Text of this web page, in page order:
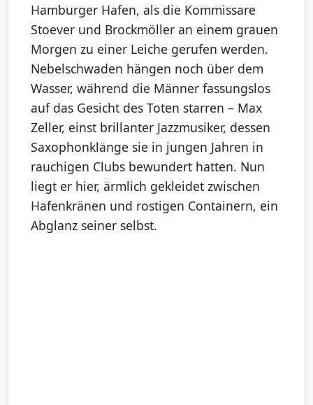
Hamburger Hafen, als die Kommissare
Stoever und Brockmöller an einem grauen
Morgen zu einer Leiche gerufen werden.
Nebelschwaden hängen noch über dem
Wasser, während die Männer fassungslos
auf das Gesicht des Toten starren – Max
Zeller, einst brillanter Jazzmusiker, dessen
Saxophonklänge sie in jungen Jahren in
rauchigen Clubs bewundert hatten. Nun
liegt er hier, ärmlich gekleidet zwischen
Hafenkränen und rostigen Containern, ein
Abglanz seiner selbst.